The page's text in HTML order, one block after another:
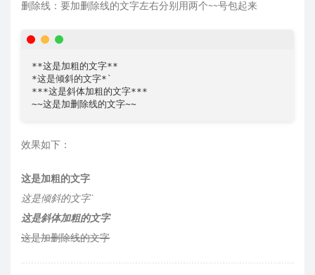
删除线：要加删除线的文字左右分别用两个~~号包起来
**这是加粗的文字**
*这是倾斜的文字*`
***这是斜体加粗的文字***
效果如下：
这是加粗的文字
这是倾斜的文字`
这是斜体加粗的文字
这是加删除线的文字